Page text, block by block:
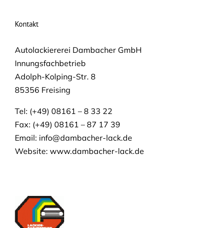
Kontakt
Autolackiererei Dambacher GmbH
Innungsfachbetrieb
Adolph-Kolping-Str. 8
85356 Freising
Tel: (+49) 08161 – 8 33 22
Fax: (+49) 08161 – 87 17 39
Email: info@dambacher-lack.de
Website: www.dambacher-lack.de